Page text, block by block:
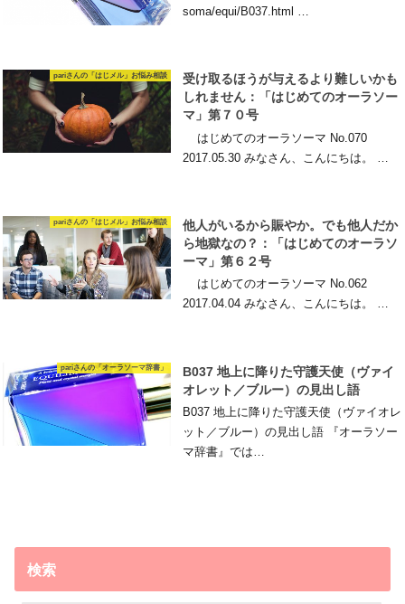
soma/equi/B037.html …
pariさんの「はじメル」お悩み相談
受け取るほうが与えるより難しいかも
しれません：「はじめてのオーラソー
マ」第７０号
はじめてのオーラソーマ No.070
2017.05.30 みなさん、こんにちは。 …
pariさんの「はじメル」お悩み相談
他人がいるから賑やか。でも他人だか
ら地獄なの？：「はじめてのオーラソ
ーマ」第６２号
はじめてのオーラソーマ No.062
2017.04.04 みなさん、こんにちは。 …
pariさんの「オーラソーマ辞書」
B037 地上に降りた守護天使（ヴァイ
オレット／ブルー）の見出し語
B037 地上に降りた守護天使（ヴァイオレ
ット／ブルー）の見出し語 『オーラソー
マ辞書』では…
検索